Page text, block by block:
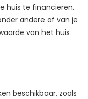
huis te financieren.
andere af van je
van het huis
beschikbaar, zoals